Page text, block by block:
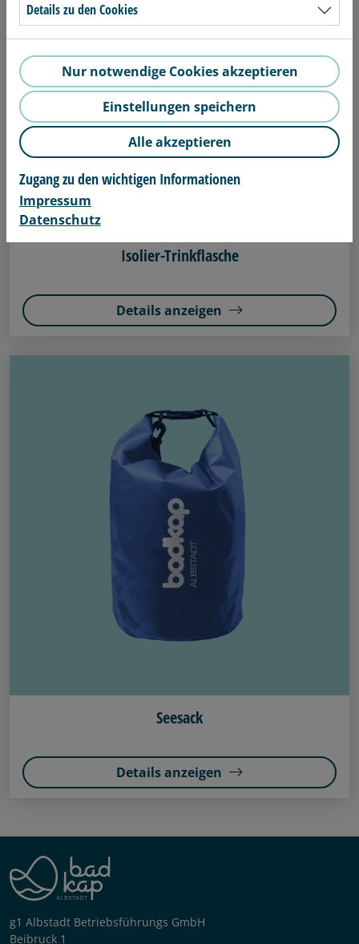
Isolier-Trinkflasche
Details anzeigen
Seesack
Details anzeigen
g1 Albstadt Betriebsführungs GmbH
Beibruck 1
Details zu den Cookies
Nur notwendige Cookies akzeptieren
Einstellungen speichern
Alle akzeptieren
Zugang zu den wichtigen Informationen
Impressum
Datenschutz